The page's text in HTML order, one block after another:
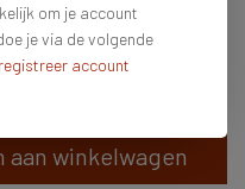
aan winkelwagen
om je account
je via de volgende
account